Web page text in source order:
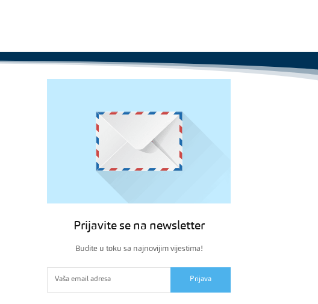
Prijavite se na newsletter
Budite u toku sa najnovijim vijestima!
Prijava